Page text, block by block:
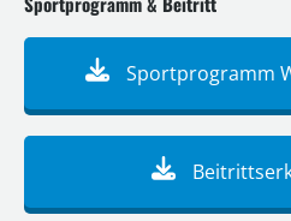
Sportprogramm